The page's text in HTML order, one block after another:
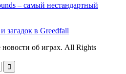
– самый нестандартный
загадок в Greedfall
об играх. All Rights